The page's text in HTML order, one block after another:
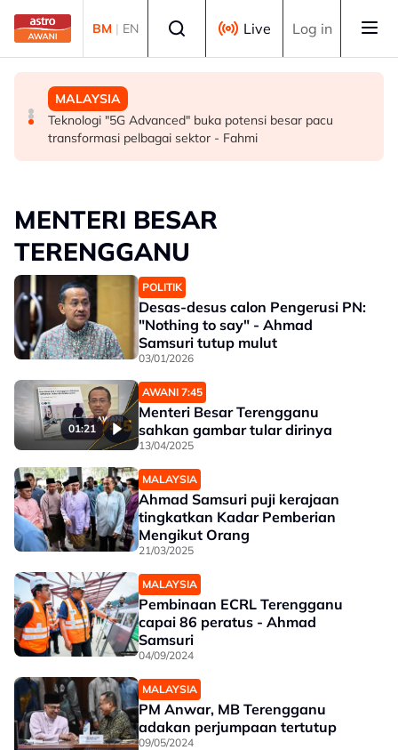
Skip to main content
BM | EN Live Log in
SUKAN
Mohamed Salah sertai Trabzonspor, terima €17 juta
semusim
MALAYSIA
Berita tempatan pilihan sepanjang hari ini
MALAYSIA
Teknologi "5G Advanced" buka potensi besar pacu
transformasi pelbagai sektor - Fahmi
MENTERI BESAR
TERENGGANU
POLITIK
Desas-desus calon Pengerusi PN:
"Nothing to say" - Ahmad
Samsuri tutup mulut
03/01/2026
01:21
AWANI 7:45
Menteri Besar Terengganu
sahkan gambar tular dirinya
13/04/2025
MALAYSIA
Ahmad Samsuri puji kerajaan
tingkatkan Kadar Pemberian
Mengikut Orang
21/03/2025
MALAYSIA
Pembinaan ECRL Terengganu
capai 86 peratus - Ahmad
Samsuri
04/09/2024
MALAYSIA
PM Anwar, MB Terengganu
adakan perjumpaan tertutup
09/05/2024